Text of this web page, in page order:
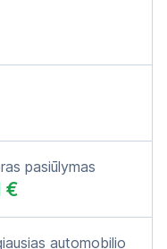
pasiūlymas
€
automobilio